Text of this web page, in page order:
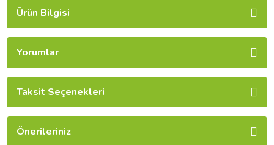
Ürün Bilgisi
Yorumlar
Taksit Seçenekleri
Önerileriniz